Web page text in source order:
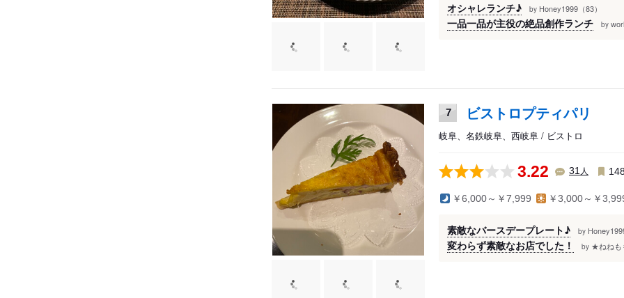
オシャレランチ♪ by Honey1999（83）
一品一品が主役の絶品創作ランチ by
7 ビストロプティパリ
岐阜、名鉄岐阜、西岐阜 / ビストロ
3.22 31人
￥6,000～￥7,999 ￥3,000～￥
素敵なバースデープレート♪ by
変わらず素敵なお店でした！ by ★ねねも